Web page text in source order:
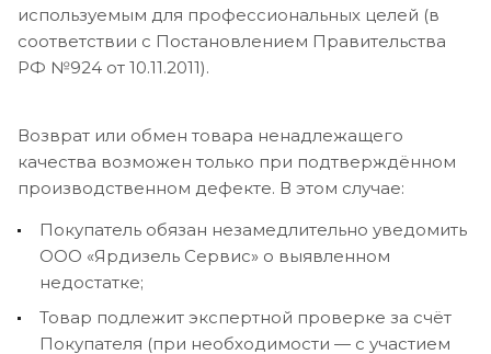
используемым для профессиональных целей (в
соответствии с Постановлением Правительства
РФ №924 от 10.11.2011).
Возврат или обмен товара ненадлежащего
качества возможен только при подтверждённом
производственном дефекте. В этом случае:
Покупатель обязан незамедлительно уведомить
ООО «Ярдизель Сервис» о выявленном
недостатке;
Товар подлежит экспертной проверке за счёт
Покупателя (при необходимости — с участием